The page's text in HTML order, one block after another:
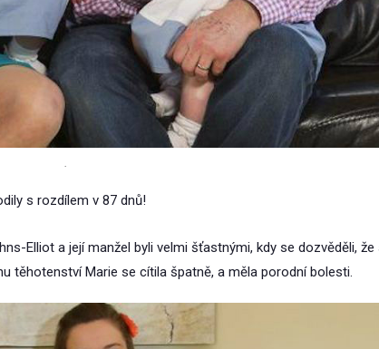
.
s rozdílem v 87 dnů!
Elliot a její manžel byli velmi šťastnými, kdy se dozvěděli, že
těhotenství Marie se cítila špatně, a měla porodní bolesti.